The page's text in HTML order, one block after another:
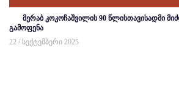
მერაბ კოკოჩაშვილის 90 წლისთავისადმი
გამოფენა
22 / სექტემბერი 2025